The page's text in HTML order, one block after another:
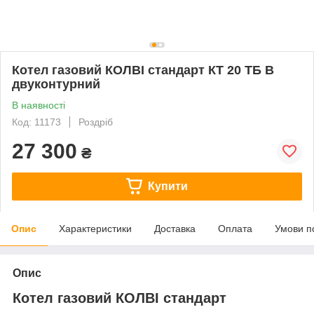
Котел газовий КОЛВІ стандарт КТ 20 ТБ В
двуконтурний
В наявності
Код: 11173
Роздріб
27 300 ₴
Купити
Опис Характеристики Доставка Оплата Умови
Опис
Котел газовий КОЛВІ стандарт